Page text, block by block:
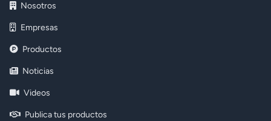
Nosotros
Empresas
Productos
Noticias
Videos
Publica tus productos